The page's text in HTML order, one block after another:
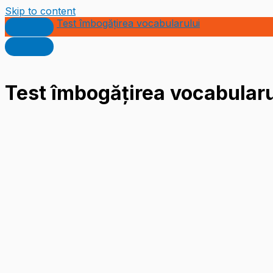
Skip to content
Test îmbogățirea vocabularului
Test îmbogățirea